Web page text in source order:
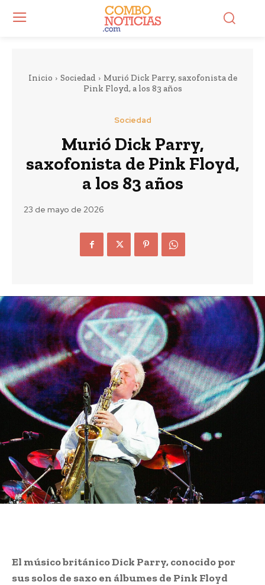
Inicio Sociedad
Murió Dick Parry, saxofonista de
Pink Floyd, a los 83 años
Sociedad
Murió Dick Parry,
saxofonista de Pink Floyd,
a los 83 años
23 de mayo de 2026
El músico británico Dick Parry, conocido por
sus solos de saxo en álbumes de Pink Floyd